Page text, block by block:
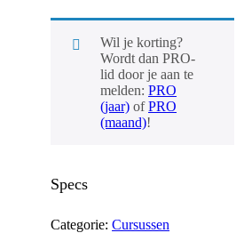
Wil je korting?
Wordt dan PRO-
lid door je aan te
melden:PRO
(jaar) ofPRO
(maand)!
Specs
Categorie: Cursussen